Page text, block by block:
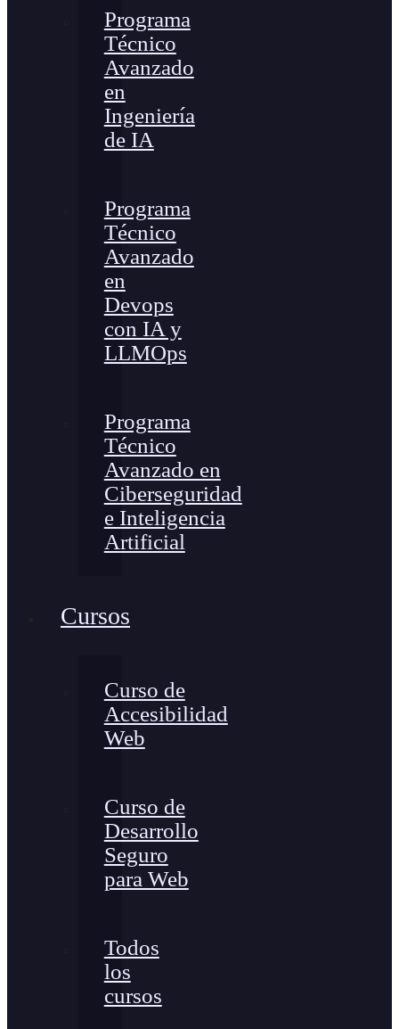
Programa
Técnico
Avanzado
en
Ingeniería
de IA
Programa
Técnico
Avanzado
en
Devops
con IA y
LLMOps
Programa
Técnico
Avanzado en
Ciberseguridad
e Inteligencia
Artificial
Cursos
Curso de
Accesibilidad
Web
Curso de
Desarrollo
Seguro
para Web
Todos
los
cursos